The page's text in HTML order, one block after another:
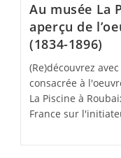
Au musée La
aperçu de
(1834-1896)
(Re)découvrez
consacrée à
La Piscine à
France sur